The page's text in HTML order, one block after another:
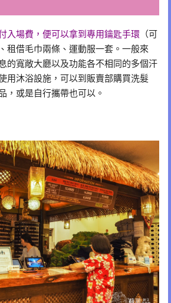
入場費，便可以拿到專用鑰匙手環 （可
租借毛巾兩條、運動服一套。一般來
的寬敞大廳以及功能各不相同的多個汗
用沐浴設施，可以到販賣部購買洗髮
，或是自行攜帶也可以。